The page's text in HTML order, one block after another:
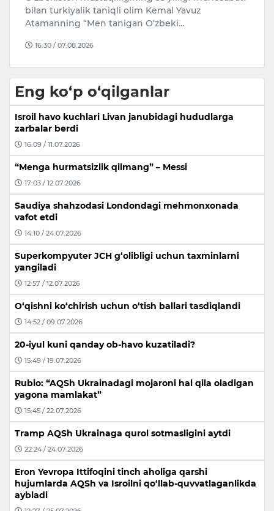
bilan turkiyalik taniqli olim Kemal Yavuz
Atamanning “Men tanigan O‘zbeki…
16:30 / 07.08.2026
Eng ko‘p o‘qilganlar
Isroil havo kuchlari Livan janubidagi hududlarga
zarbalar berdi
16:09 / 11.07.2026
“Menga hurmatsizlik qilmang” – Messi
17:03 / 12.07.2026
Saudiya shahzodasi Londondagi mehmonxonada
vafot etdi
14:10 / 24.07.2026
Superkompyuter JCH g‘olibligi uchun taxminlarni
yangiladi
12:57 / 12.07.2026
O‘qishni ko‘chirish uchun o‘tish ballari tasdiqlandi
14:52 / 09.07.2026
20-iyul kuni qanday ob-havo kuzatiladi?
15:49 / 19.07.2026
Rubio: “AQSh Ukrainadagi mojaroni hal qila oladigan
yagona mamlakat”
15:45 / 22.07.2026
Tramp AQSh Ukrainaga qurol sotmasligini aytdi
22:24 / 24.07.2026
Eron Yevropa Ittifoqini tinch aholiga qarshi
hujumlarda AQSh va Isroilni qo‘llab-quvvatlaganlikda
aybladi